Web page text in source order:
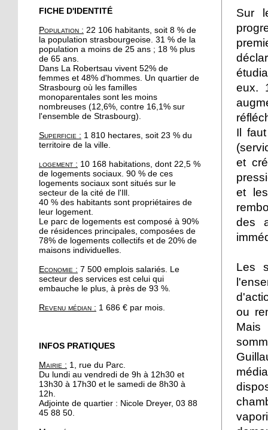
Avec l'atelier "à vos
binettes", on nourrit le sol
sans produits chimiques
10 octobre 2018
Initier les seniors aux
cosmétiques naturels
10 octobre 2018
débarque à l'Escale
19 octobre 2017
Le quartier reste une
valeur sûre pour les
promoteurs immobiliers
19 octobre 2017
A l'Escale, Halloween se
19 octobre 2017
Le barrage de la
Robertsau sous bonne
18 octobre 2017
" Y a pas d'âge pour le
yoga !"
17 octobre 2017
FICHE D'IDENTITÉ
Population : 22 106 habitants, soit 8 % de
la population strasbourgeoise. 31 % de la
population a moins de 25 ans ; 18 % plus
de 65 ans.
Dans La Robertsau vivent 52% de
femmes et 48% d'hommes. Un quartier de
Strasbourg où les familles
monoparentales sont les moins
nombreuses (12,6%, contre 16,1% sur
l'ensemble de Strasbourg).
Superficie : 1 810 hectares, soit 23 % du
territoire de la ville.
logement : 10 168 habitations, dont 22,5 %
de logements sociaux. 90 % de ces
logements sociaux sont situés sur le
secteur de la cité de l'Ill.
40 % des habitants sont propriétaires de
leur logement.
Le parc de logements est composé à 90%
de résidences principales, composées de
78% de logements collectifs et de 20% de
maisons individuelles.
Economie : 7 500 emplois salariés. Le
secteur des services est celui qui
embauche le plus, à près de 93 %.
Revenu médian : 1 686 € par mois.
INFOS PRATIQUES
Mairie : 1, rue du Parc.
Du lundi au vendredi de 9h à 12h30 et
13h30 à 17h30 et le samedi de 8h30 à
12h.
Adjointe de quartier : Nicole Dreyer, 03 88
45 88 50.
Sur
eux.
Il
et
et
des
Les
ou